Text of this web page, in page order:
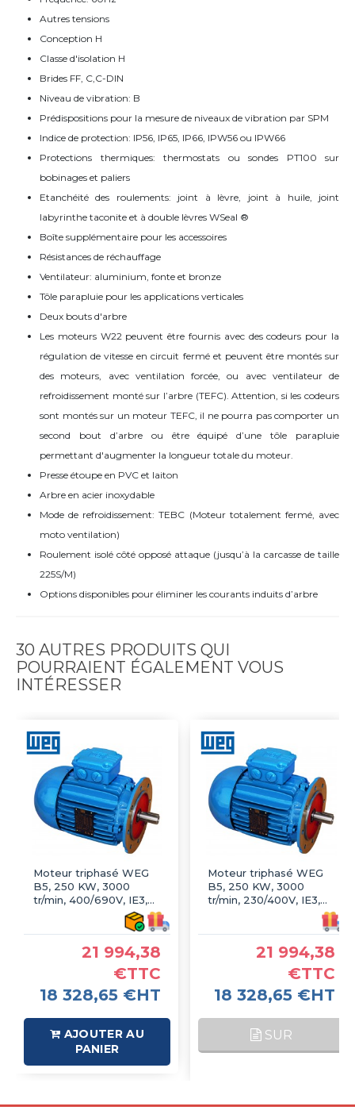
Autres tensions
Conception H
Classe d'isolation H
Brides FF, C,C-DIN
Niveau de vibration: B
Prédispositions pour la mesure de niveaux de vibration par SPM
Indice de protection: IP56, IP65, IP66, IPW56 ou IPW66
Protections thermiques: thermostats ou sondes PT100 sur
bobinages et paliers
Etanchéité des roulements: joint à lèvre, joint à huile, joint
labyrinthe taconite et à double lèvres WSeal ®
Boîte supplémentaire pour les accessoires
Résistances de réchauffage
Ventilateur: aluminium, fonte et bronze
Tôle parapluie pour les applications verticales
Deux bouts d'arbre
Les moteurs W22 peuvent être fournis avec des codeurs pour la
régulation de vitesse en circuit fermé et peuvent être montés sur
des moteurs, avec ventilation forcée, ou avec ventilateur de
refroidissement monté sur l’arbre (TEFC). Attention, si les codeurs
sont montés sur un moteur TEFC, il ne pourra pas comporter un
second bout d’arbre ou être équipé d’une tôle parapluie
permettant d'augmenter la longueur totale du moteur.
Presse étoupe en PVC et laiton
Arbre en acier inoxydable
Mode de refroidissement: TEBC (Moteur totalement fermé, avec
moto ventilation)
Roulement isolé côté opposé attaque (jusqu’à la carcasse de taille
225S/M)
Options disponibles pour éliminer les courants induits d’arbre
30 AUTRES PRODUITS QUI
POURRAIENT ÉGALEMENT VOUS
INTÉRESSER
Moteur triphasé WEG
B5, 250 KW, 3000
tr/min, 400/690V, IE3,
21 994,38
€TTC
18 328,65 €HT
AJOUTER AU
PANIER
Moteur triphasé WEG
B5, 250 KW, 3000
tr/min, 230/400V, IE3,
21 994,38
€TTC
18 328,65 €HT
SUR